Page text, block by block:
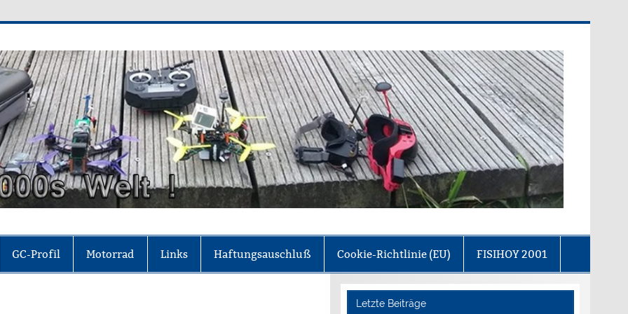
GC-Profil Motorrad Links Haftungsauschluß Cookie-Richtlinie (EU) FISIHOY 2001
Letzte Beiträge